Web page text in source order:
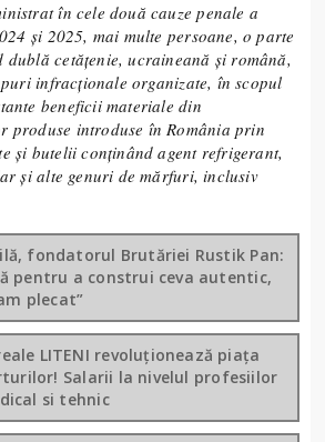
în cele două cauze penale a
și 2025, mai multe persoane, o parte
dublă cetățenie, ucraineană și română,
infracționale organizate, în scopul
beneficii materiale din
produse introduse în România prin
și butelii conținând agent refrigerant,
și alte genuri de mărfuri, inclusiv
fondatorul Brutăriei Rustik Pan:
pentru a construi ceva autentic,
plecat”
LITENI revoluționează piața
Salarii la nivelul profesiilor
si tehnic